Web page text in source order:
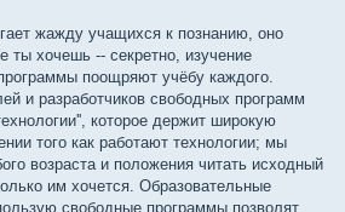
жажду учащихся к познанию, оно
ты хочешь -- секретно, изучение
поощряют учёбу каждого.
и разработчиков свободных программ
которое держит широкую
того как работают технологии; мы
возраста и положения читать исходный
им хочется. Образовательные
свободные программы позволят